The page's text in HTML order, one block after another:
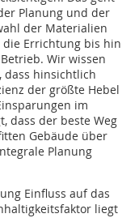
Planung und der
der Materialien
die Errichtung bis hin
Wir wissen
dass hinsichtlich
der größte Hebel
im
dass der beste Weg
Gebäude über
Planung
Einfluss auf das
liegt